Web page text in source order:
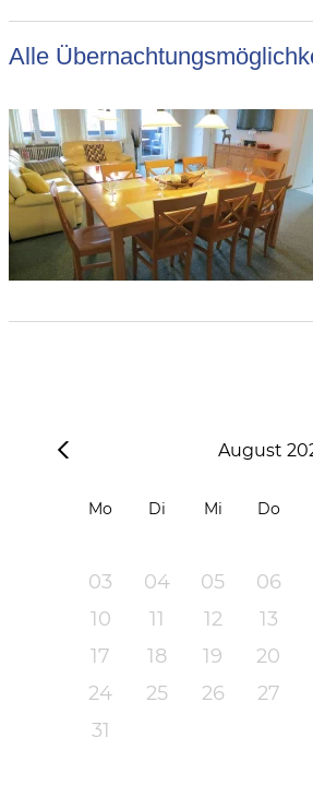
Alle
August
Mo Di Mi Do
03
04 05 06
10
11 12 13
17
18 19 20
24
25 26 27
31